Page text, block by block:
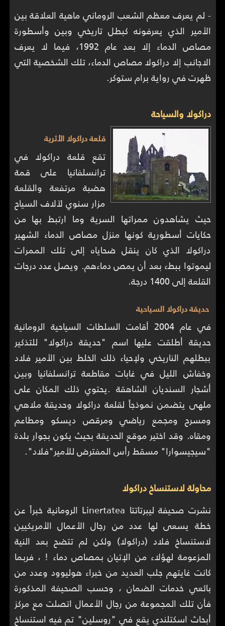
- لم يعرف معظم الشعب الروماني ماهية العلاقة بين
الأمير الذي يعرفونه كبطل تاريخي وبين وأسطورة
مصاص الدماء إلا بعد عام 1992، فيما لا يعرف
الاجانب إلا دراكولا مصاص الدماء، تلك الشخصية التي
ظهرت في رواية برام ستوكر.
دراكولا والسياحة
قلعة دراكولا الأثرية
تقع قلعة دراكولا في
ترانسلفانيا على قمة
هضبة مرتفعة والقلعة
مزار سنوي لآلاف السياح
حيث يشاهدون ممراتها السرية وما ارتبط بها من
حكايات أسطورية كونها منزل مصاص الدماء الشهير
دراكولا الذي كان ينقل ضحاياه إلى تلك الممرات
ليموتوا ببطء بعد أن يمص دماءهم. ويصل عدد درجات
القلعة إلى 1400 درجة.
حديقة دراكولا السياحية
في عام 2004 أقامت السلطات السياحية الرومانية
حديقة أطلقت عليها اسم "حديقة دراكولا" للتذكير
ببطلهم الناريخي ولإحياء ذلك الخلط بين الأمير فلاد
وخفاش الليل في غابات مقاطعة ترانسلفانيا وبين
أشجار السنديان الشاهقة .يحتوي ذلك المكان على
ملهى يتضمن نموذجاً لقلعة دراكولا وحديقة ملاهي
ومسرح ومجمع رياضي ومرقص ديسكو ومطاعم
ومقاه. وقد اختير موقع الحديقة بحيث يكون بجوار بلدة
"سيجيسوارا" مسقط رأس المفترض للأمير"فلاد".
محاولة لاستنساخ دراكولا
نشرت صحيفة ليبرتاتتا Linertatea الرومانية خبراً عن
خطة يسعى لها عدد من رجال الأعمال الأمريكيين
لاستنساخ فلاد (دراكولا) ولكن لم تتضح بعد النية
المزعومة لهؤلاء من الإتيان بمصاص دماء ! ، فربما
كانت غايتهم جلب العديد من خبراء هوليوود وعدد من
بائعي خدمات الضمان ، وحسب الصحيفة المذكورة
فأن تلك المجموعة من رجال الأعمال اتصلت مع مركز
أبحاث اسكتلندي يقع في "روسلين" تم فيه استنساخ